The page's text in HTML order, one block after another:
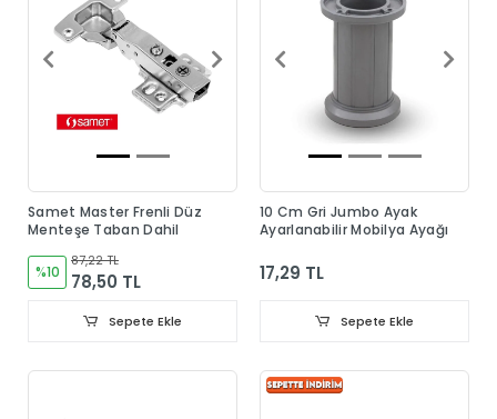
Samet Master Frenli Düz
Menteşe Taban Dahil
%10
87,22 TL
78,50 TL
Sepete Ekle
10 Cm Gri Jumbo Ayak
Ayarlanabilir Mobilya Ayağı
17,29 TL
Sepete Ekle